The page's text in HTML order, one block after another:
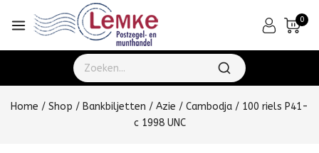
0
Home / Shop / Bankbiljetten / Azie / Cambodja / 100 riels P41-
c 1998 UNC